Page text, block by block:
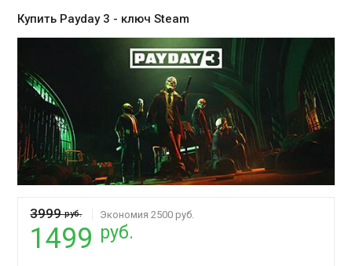
Купить Payday 3 - ключ Steam
3999руб. Экономия 2500 руб.
1499 руб.